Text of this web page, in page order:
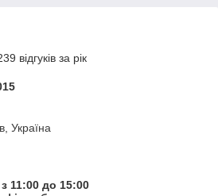
відгуків за рік
Україна
11:00 до 15:00